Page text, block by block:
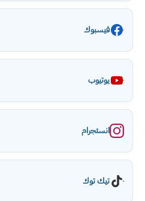
فيسبوك
يوتيوب
انستجرام
تيك توك